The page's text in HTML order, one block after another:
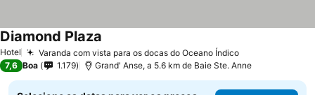
Hotel Varanda com vista para os docas do Oceano ÍndicoVer preços
Diamond Plaza
7,6 Boa 1.179 Grand' Anse, a 5.6 km de Baie Ste. Anne